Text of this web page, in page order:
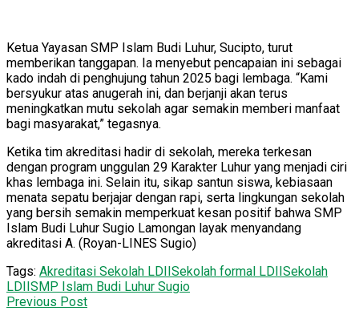
Ketua Yayasan SMP Islam Budi Luhur, Sucipto, turut
memberikan tanggapan. Ia menyebut pencapaian ini sebagai
kado indah di penghujung tahun 2025 bagi lembaga. “Kami
bersyukur atas anugerah ini, dan berjanji akan terus
meningkatkan mutu sekolah agar semakin memberi manfaat
bagi masyarakat,” tegasnya.
Ketika tim akreditasi hadir di sekolah, mereka terkesan
dengan program unggulan 29 Karakter Luhur yang menjadi ciri
khas lembaga ini. Selain itu, sikap santun siswa, kebiasaan
menata sepatu berjajar dengan rapi, serta lingkungan sekolah
yang bersih semakin memperkuat kesan positif bahwa SMP
Islam Budi Luhur Sugio Lamongan layak menyandang
akreditasi A. (Royan-LINES Sugio)
Tags: Akreditasi Sekolah LDIISekolah formal LDIISekolah
LDIISMP Islam Budi Luhur Sugio
Previous Post